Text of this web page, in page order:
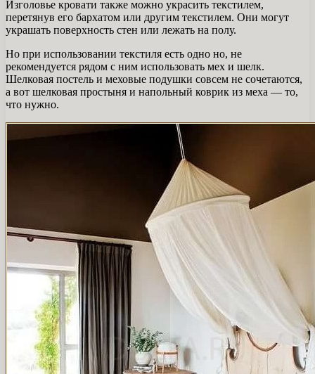
Изголовье кровати также можно украсить текстилем,
перетянув его бархатом или другим текстилем. Они могут
украшать поверхность стен или лежать на полу.
Но при использовании текстиля есть одно но, не
рекомендуется рядом с ним использовать мех и шелк.
Шелковая постель и меховые подушки совсем не сочетаются,
а вот шелковая простыня и напольный коврик из меха — то,
что нужно.